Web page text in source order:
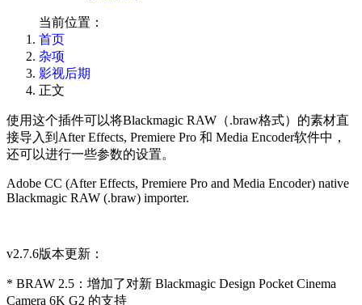
当前位置：
首页
杂项
影视后期
正文
使用这个插件可以将Blackmagic RAW（.braw格式）的素材直
接导入到After Effects, Premiere Pro 和 Media Encoder软件中，
还可以进行一些参数的设置。
Adobe CC (After Effects, Premiere Pro and Media Encoder) native
Blackmagic RAW (.braw) importer.
v2.7.6版本更新：
* BRAW 2.5：增加了对新 Blackmagic Design Pocket Cinema
Camera 6K G2 的支持